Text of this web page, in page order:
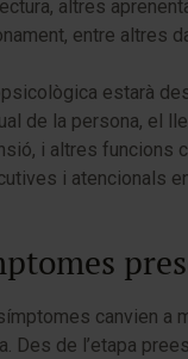
altres
entre altres
estarà
de la persona, el
i altres funcions
i atencionals
canvien a
Des de l’etapa